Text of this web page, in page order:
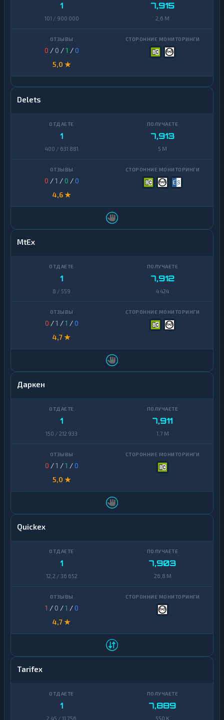
1
101 / 900 000
7,915
2,6 M
0 / 0 /1 /0
5,0 ★
Delets
1
400 / 631 881
7,913
5 M
0 /1 /0 /0
4,6 ★
MtEx
1
8 / 559
7,912
4 424
0 /1 /1 /0
4,7 ★
Даркен
1
150 / 212 933
7,911
1,7 M
0 /1 /1 /0
5,0 ★
Quickex
1
12,2 / 36 652
7,903
26,8 M
1 / 0 /1 /0
4,7 ★
Tarifex
1
2,45 / 11 756
7,889
550 K